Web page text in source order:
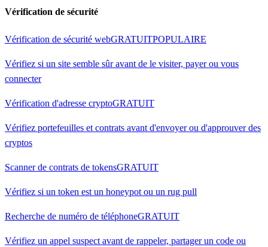
Vérification de sécurité
Vérification de sécurité webGRATUITPOPULAIRE
Vérifiez si un site semble sûr avant de le visiter, payer ou vous
connecter
Vérification d'adresse cryptoGRATUIT
Vérifiez portefeuilles et contrats avant d'envoyer ou d'approuver des
cryptos
Scanner de contrats de tokensGRATUIT
Vérifiez si un token est un honeypot ou un rug pull
Recherche de numéro de téléphoneGRATUIT
Vérifiez un appel suspect avant de rappeler, partager un code ou